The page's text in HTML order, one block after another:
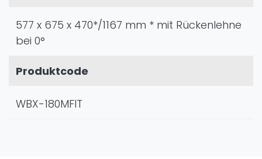
577 x 675 x 470*/1167 mm * mit Rückenlehne
bei 0°
Produktcode
WBX-180MFIT